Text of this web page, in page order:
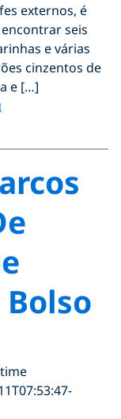
externos, é
seis
e várias
cinzentos de
e […]
Bolso